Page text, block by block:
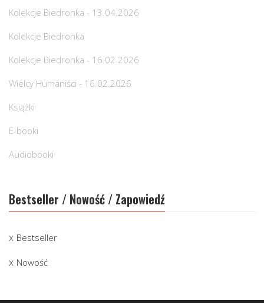
Kolekcje Biedronka - 13.04.2026
Kolekcje Biedronka
Kolekcje Biedronka - 16.02.2026
Wielcy Humaniści - 16.02.2026
Książki
E-booki
Audiobooki
Bestseller / Nowość / Zapowiedź
Bestseller
Nowość